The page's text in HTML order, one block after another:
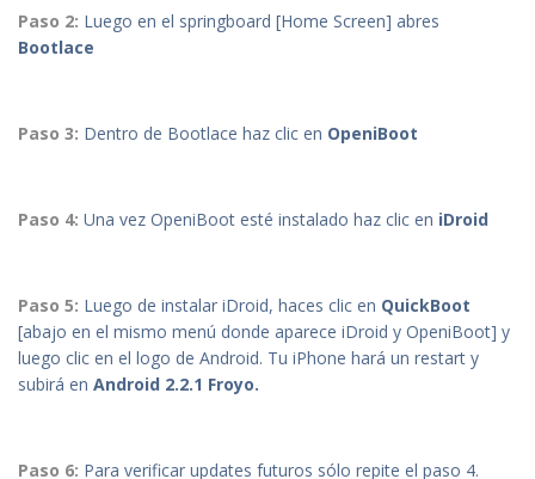
Paso 2: Luego en el springboard [Home Screen] abres
Bootlace
Paso 3: Dentro de Bootlace haz clic en OpeniBoot
Paso 4: Una vez OpeniBoot esté instalado haz clic en iDroid
Paso 5: Luego de instalar iDroid, haces clic en QuickBoot
[abajo en el mismo menú donde aparece iDroid y OpeniBoot] y
luego clic en el logo de Android. Tu iPhone hará un restart y
subirá en Android 2.2.1 Froyo.
Paso 6: Para verificar updates futuros sólo repite el paso 4.